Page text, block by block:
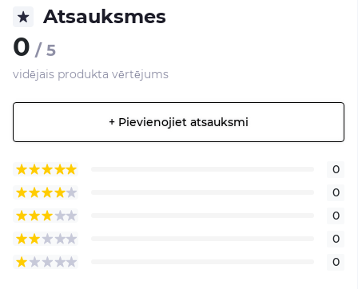
Atsauksmes
0 / 5
vidējais produkta vērtējums
+ Pievienojiet atsauksmi
0
0
0
0
0